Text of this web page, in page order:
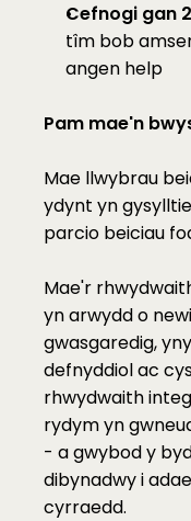
Cefnogi gan
tîm bob
angen help
Pam mae'n
Mae llwybrau
ydynt yn
parcio beiciau
Mae'r
yn arwydd o
gwasgaredig,
defnyddiol ac
rhwydwaith
rydym yn
- a gwybod y
dibynadwy i
cyrraedd.